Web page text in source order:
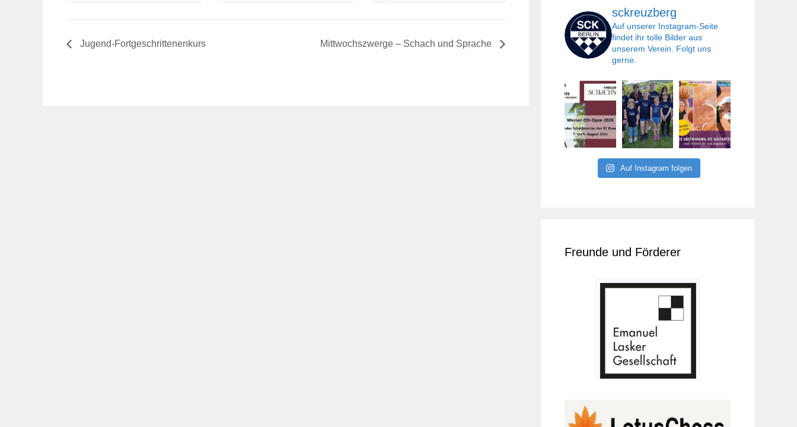
Jugend-Fortgeschrittenenkurs Mittwochszwerge – Schach und Sprache
sckreuzberg
Auf unserer Instagram-Seite
findet ihr tolle Bilder aus
unserem Verein. Folgt uns
gerne.
Auf Instagram folgen
Freunde und Förderer